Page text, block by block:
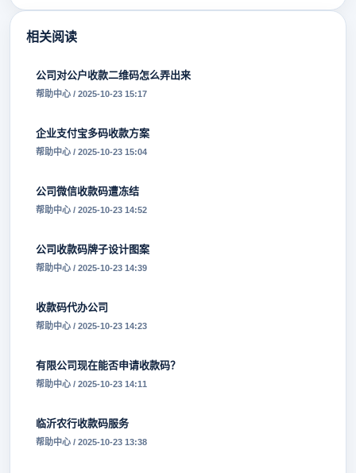
相关阅读
公司对公户收款二维码怎么弄出来
帮助中心 / 2025-10-23 15:17
企业支付宝多码收款方案
帮助中心 / 2025-10-23 15:04
公司微信收款码遭冻结
帮助中心 / 2025-10-23 14:52
公司收款码牌子设计图案
帮助中心 / 2025-10-23 14:39
收款码代办公司
帮助中心 / 2025-10-23 14:23
有限公司现在能否申请收款码？
帮助中心 / 2025-10-23 14:11
临沂农行收款码服务
帮助中心 / 2025-10-23 13:38